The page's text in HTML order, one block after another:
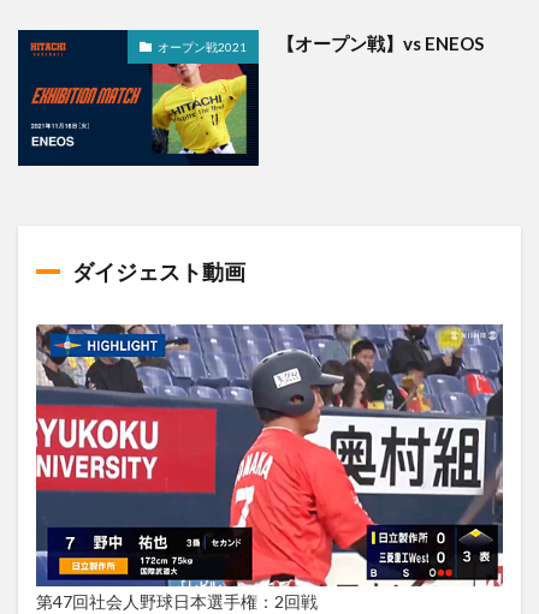
オープン戦2021 【オープン戦】vs ENEOS
ダイジェスト動画
第47回社会人野球日本選手権：2回戦